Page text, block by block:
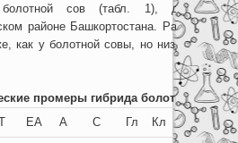
сов (табл. 1),
районе Башкортостана. Расцветка
как у болотной совы, но низ
промеры гибрида болотной и
EA A C Гл Кл Г Ц